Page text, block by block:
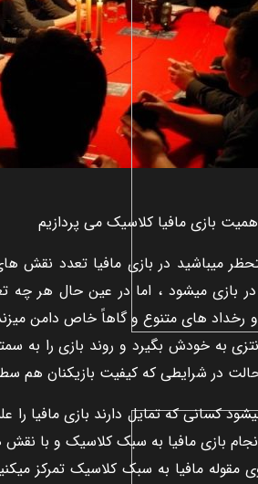
بازی مافيا کلاسيک می پردازيم
ميباشيد در بازی مافيا تعدد نقش
بازی ميشود ، اما در عين حال هر چه
رخداد های متنوع و گاهاً خاص دامن
به خودش بگيرد و روند بازی را به
حالت در شرايطی که کيفيت بازيکنان هم
کسانی که تمايل دارند بازی مافيا
بازی مافيا به سبک کلاسيک و با
مقوله مافيا به سبک کلاسيک تمرکز